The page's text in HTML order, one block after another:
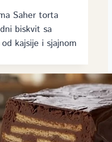
Saher torta
biskvit sa
kajsije i sjajnom